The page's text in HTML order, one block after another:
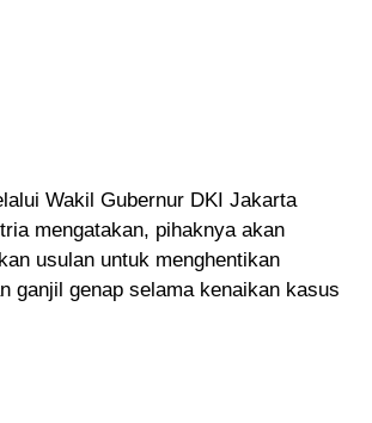
Wakil Gubernur DKI Jakarta
mengatakan, pihaknya akan
usulan untuk menghentikan
ganjil genap selama kenaikan kasus